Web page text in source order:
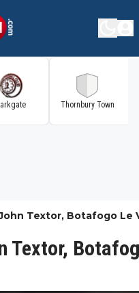
Thornbury Town
Textor, Botafogo Le
Textor,